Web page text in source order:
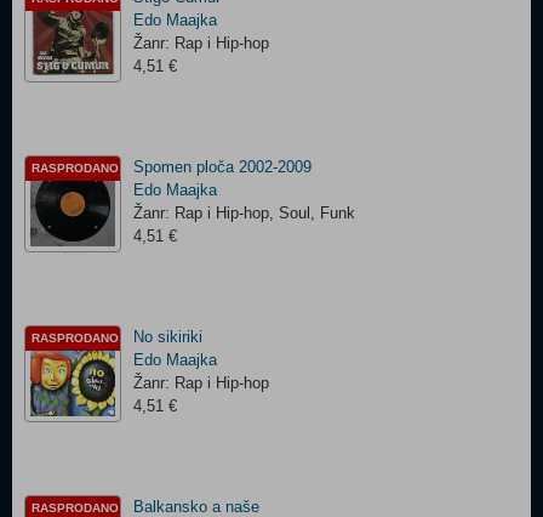
Edo Maajka
Žanr: Rap i Hip-hop
4,51 €
RASPRODANO
Spomen ploča 2002-2009
Edo Maajka
Žanr: Rap i Hip-hop, Soul, Funk
4,51 €
RASPRODANO
No sikiriki
Edo Maajka
Žanr: Rap i Hip-hop
4,51 €
RASPRODANO Balkansko a naše